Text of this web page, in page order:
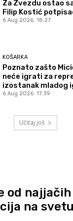
Za Zvezdu ostao
Filip Kostić
6 Aug 2026. 18:27
KOŠARKA
Poznato zašto
neće igrati za
izostanak mladog
6 Aug 2026. 17:39
Učitaj još